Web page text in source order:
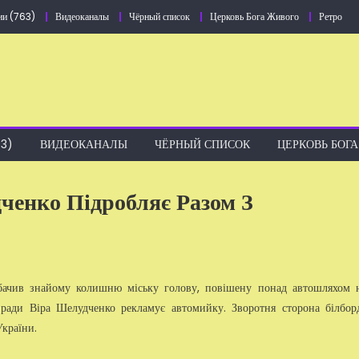
(763) Видеоканалы Чёрный список Церковь Бога Живого Ретро
ВИДЕОКАНАЛЫ ЧЁРНЫЙ СПИСОК ЦЕРКОВЬ
Підробляє Разом З
знайому колишню міську голову, повішену понад автошляхом
Віра Шелудченко рекламує автомийку. Зворотня сторона